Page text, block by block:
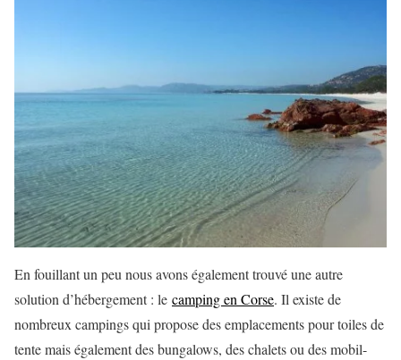
En fouillant un peu nous avons également trouvé une autre
solution d’hébergement : le camping en Corse. Il existe de
nombreux campings qui propose des emplacements pour toiles de
tente mais également des bungalows, des chalets ou des mobil-